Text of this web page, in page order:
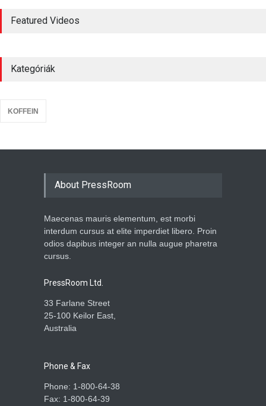
Hogyan befolyásolja a
koffein az alvást és
ébrenlétet?
Milyen egészségügyi előnyei
és kockázatai vannak a kávé
KOFFEIN 2023.09.17.
Featured Videos
Kategóriák
KOFFEIN
About PressRoom
Maecenas mauris elementum, est morbi
interdum cursus at elite imperdiet libero. Proin
odios dapibus integer an nulla augue pharetra
cursus.
PressRoom Ltd.
33 Farlane Street
25-100 Keilor East,
Australia
Phone & Fax
Phone: 1-800-64-38
Fax: 1-800-64-39